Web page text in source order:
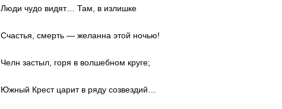
Люди чудо видят… Там, в излишке
Счастья, смерть — желанна этой ночью!
Челн застыл, горя в волшебном круге;
Южный Крест царит в ряду созвездий…